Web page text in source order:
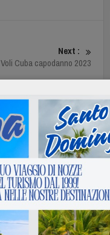
Next :
Voli Cuba capodanno 2023